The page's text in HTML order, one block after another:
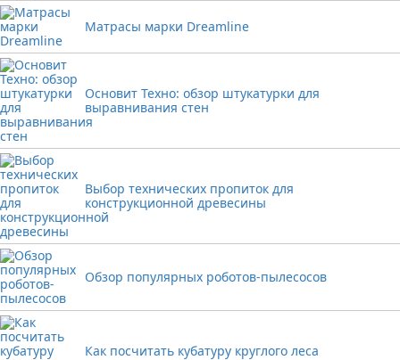
Матрасы марки Dreamline
Основит Техно: обзор штукатурки для
выравнивания стен
Выбор технических пропиток для
конструкционной древесины
Обзор популярных роботов-пылесосов
Как посчитать кубатуру круглого леса